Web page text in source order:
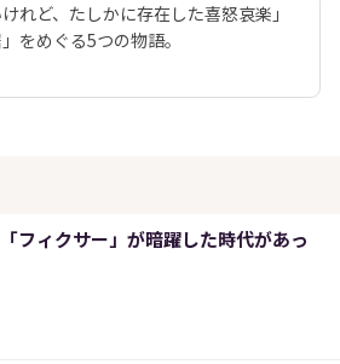
れど、たしかに存在した喜怒哀楽」
をめぐる5つの物語。
フィクサー」が暗躍した時代があっ